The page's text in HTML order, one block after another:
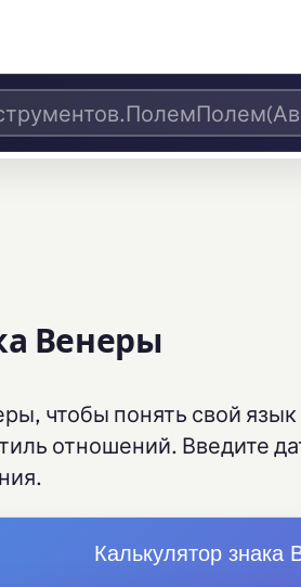
Венеры
чтобы понять свой
отношений. Введите
Калькулятор знака